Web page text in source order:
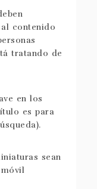
contenido
tratando de
en los
es para
sean